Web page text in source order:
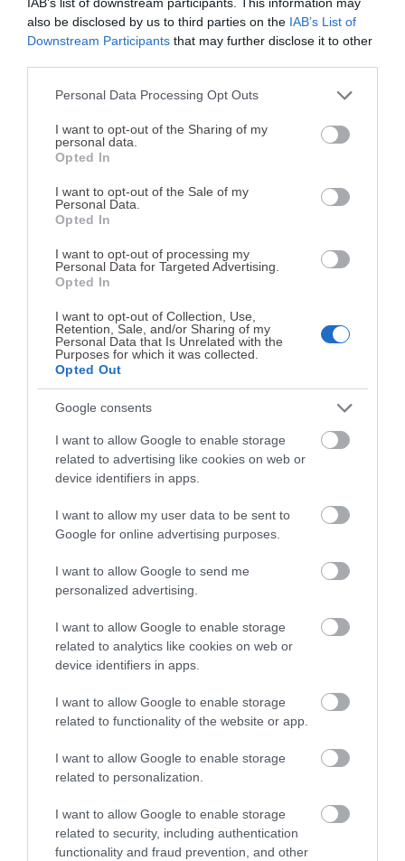
also be disclosed by us to third parties on the IAB’s List of
Downstream Participants that may further disclose it to other
Please note that this website/app uses one or more Google
not limited to your visit or usage behaviour. You may click to
grant or deny consent to Google and its third-party tags to
use your data for below specified purposes in below Google
consent section.
Personal Data Processing Opt Outs
I want to opt-out of the Sharing of my
personal data.
Opted In
I want to opt-out of the Sale of my
Personal Data.
Opted In
I want to opt-out of processing my
Personal Data for Targeted Advertising.
Opted In
I want to opt-out of Collection, Use,
Retention, Sale, and/or Sharing of my
Personal Data that Is Unrelated with the
Purposes for which it was collected.
Opted Out
Google consents
I want to allow Google to enable storage
related to advertising like cookies on web or
device identifiers in apps.
I want to allow my user data to be sent to
Google for online advertising purposes.
I want to allow Google to send me
personalized advertising.
I want to allow Google to enable storage
related to analytics like cookies on web or
device identifiers in apps.
I want to allow Google to enable storage
related to functionality of the website or app.
I want to allow Google to enable storage
related to personalization.
I want to allow Google to enable storage
related to security, including authentication
functionality and fraud prevention, and other
Lean Lab Company Limited
Robert Fell:
accreditation@riskch
erry.com
Exploração de jogos de
fortuna ou azar
tipos de jogos de fortuna ou azar previstos na
alínea d) do nº1 do artigo 12º do
dos Jogos e Apostas Online (RJO)
técnico de jogo tenha sido objeto de certificação
e homologação.
Assim, a entidade exploradora deve obter
certificação sempre que pretenda explorar:
tipos de jogos que não tenham sido ainda
novos tipos de jogos para além dos elencados
na disposição legal acima referida, desde que
autorizada pela Comissão de Jogos.
Consulte
Decreto-Lei n.º 66/2015, de 29 de abril
(RJO)
Regulamento n.º 903B/2015, de 23 de
dezembro, define os Requisitos Técnicos do
Sistema Técnico do Jogo Online